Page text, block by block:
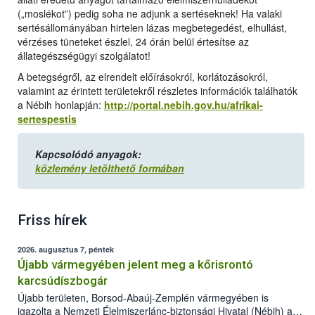
(„moslékot”) pedig soha ne adjunk a sertéseknek! Ha valaki
sertésállományában hirtelen lázas megbetegedést, elhullást,
vérzéses tüneteket észlel, 24 órán belül értesítse az
állategészségügyi szolgálatot!
A betegségről, az elrendelt előírásokról, korlátozásokról,
valamint az érintett területekről részletes információk találhatók
a Nébih honlapján: http://portal.nebih.gov.hu/afrikai-
sertespestis
Kapcsolódó anyagok:
közlemény letölthető formában
Friss hírek
2026. augusztus 7, péntek
Újabb vármegyében jelent meg a kőrisrontó
karcsúdíszbogár
Újabb területen, Borsod-Abaúj-Zemplén vármegyében is
igazolta a Nemzeti Élelmiszerlánc-biztonsági Hivatal (Nébih) a